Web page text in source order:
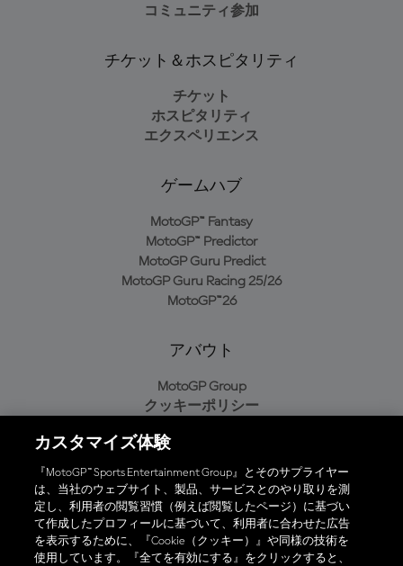
コミュニティ参加
チケット＆ホスピタリティ
チケット
ホスピタリティ
エクスペリエンス
ゲームハブ
MotoGP™ Fantasy
MotoGP™ Predictor
MotoGP Guru Predict
MotoGP Guru Racing 25/26
MotoGP™26
アバウト
MotoGP Group
クッキーポリシー
プライバシーポリシー
購入ポリシー
オフィシャルアプリ
カスタマイズ体験
『MotoGP™ Sports Entertainment Group』とそのサプライヤー
は、当社のウェブサイト、製品、サービスとのやり取りを測
定し、利用者の閲覧習慣（例えば閲覧したページ）に基づい
て作成したプロフィールに基づいて、利用者に合わせた広告
を表示するために、『Cookie（クッキー）』や同様の技術を
使用しています。『全てを有効にする』をクリックすると、